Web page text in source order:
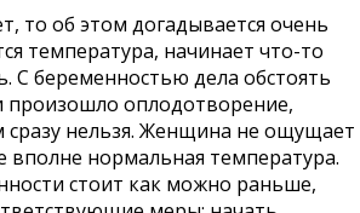
то об этом догадывается очень
температура, начинает что-то
С беременностью дела обстоять
произошло оплодотворение,
сразу нельзя. Женщина не ощущает
вполне нормальная температура.
стоит как можно раньше,